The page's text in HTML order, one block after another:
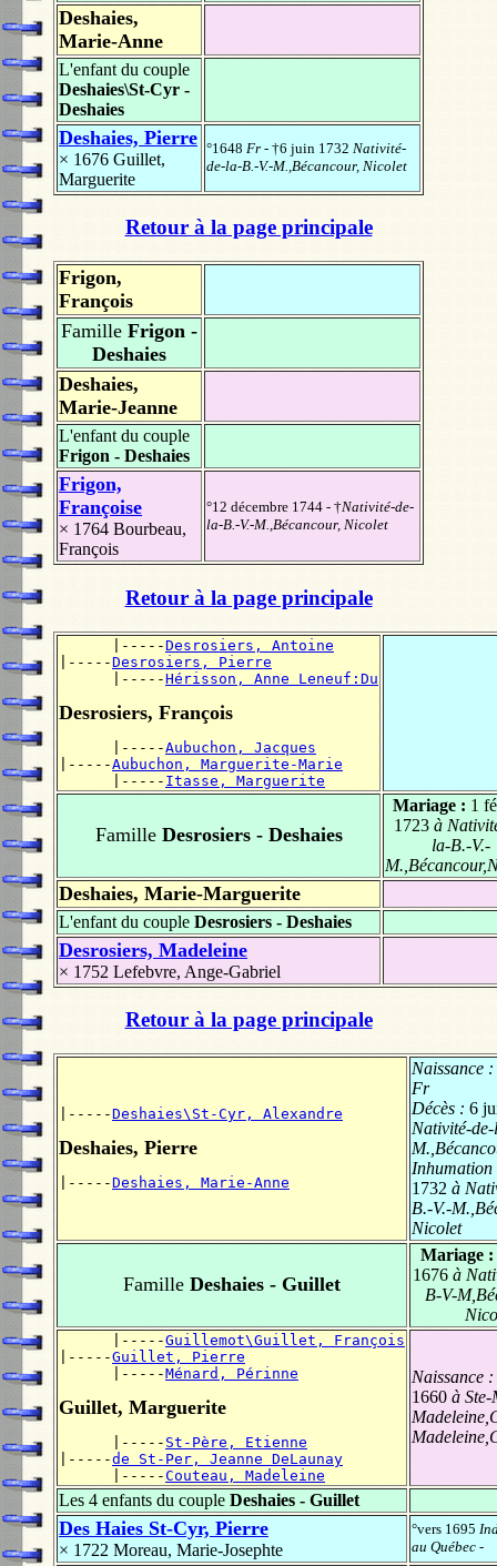
Deshaies,
Marie-Anne
L'enfant du couple
Deshaies\St-Cyr -
Deshaies
Deshaies, Pierre
× 1676 Guillet,
Marguerite
°1648 Fr - †6 juin 1732 Nativité-
de-la-B.-V.-M.,Bécancour, Nicolet
Retour à la page principale
Frigon,
François
Famille Frigon -
Deshaies
Deshaies,
Marie-Jeanne
L'enfant du couple
Frigon - Deshaies
Frigon,
Françoise
× 1764 Bourbeau,
François
°12 décembre 1744 - †Nativité-de-
la-B.-V.-M.,Bécancour, Nicolet
Retour à la page principale
      |-----
Desrosiers, Antoine
|-----Desrosiers, Pierre
      |-----
Hérisson, Anne Leneuf:Du
Desrosiers, François
      |-----
Aubuchon, Jacques
|-----Aubuchon, Marguerite-Marie
      |-----
Itasse, Marguerite
FamilleDesrosiers - Deshaies
Mariage : 1
1723à
la-B.-V.-
Deshaies, Marie-Marguerite
L'enfant du couple Desrosiers - Deshaies
Desrosiers, Madeleine
× 1752 Lefebvre, Ange-Gabriel
Retour à la page principale
|-----Deshaies\St-Cyr, Alexandre
Deshaies, Pierre
|-----Deshaies, Marie-Anne
Naissance :
Fr
Décès : 6
Nativité-
1732 à
B.-V.-
Nicolet
Famille Deshaies - Guillet
Mariage :
1676 à
B-V-
      |-----
Guillemot\Guillet, François
|-----Guillet, Pierre
      |-----
Ménard, Périnne
Guillet, Marguerite
      |-----
St-Père, Etienne
|-----de St-Per, Jeanne DeLaunay
      |-----
Couteau, Madeleine
Naissance :
1660 à
Les 4 enfants du couple Deshaies - Guillet
Des Haies St-Cyr, Pierre
× 1722 Moreau, Marie-Josephte
°vers 1695
au Québec -